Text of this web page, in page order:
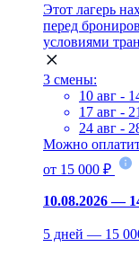
Этот лагерь
перед
условиями
3 смены:
10 авг -
17 авг -
24 авг -
Можно
от 15 000 ₽
10.08.2026 —
5 дней — 15